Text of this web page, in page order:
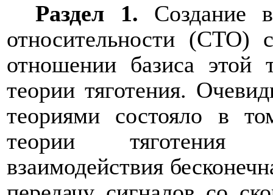
Раздел 1. Создание
относительности (СТО)
отношении базиса этой
теории тяготения.
теориями состояло в
теории тяготения
взаимодействия